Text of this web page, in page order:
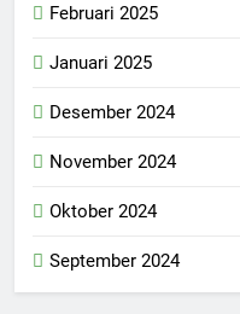
Februari 2025
Januari 2025
Desember 2024
November 2024
Oktober 2024
September 2024